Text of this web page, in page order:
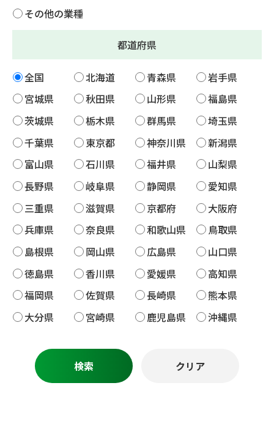
その他の業種
都道府県
全国 北海道 青森県
岩手県
宮城県
秋田県 山形県
福島県
茨城県
栃木県 群馬県
埼玉県
千葉県
東京都 神奈川県
新潟県
富山県
石川県 福井県
山梨県
長野県
岐阜県 静岡県
愛知県
三重県
滋賀県 京都府
大阪府
兵庫県
奈良県 和歌山県
鳥取県
島根県
岡山県 広島県
山口県
徳島県
香川県 愛媛県
高知県
福岡県
佐賀県 長崎県
熊本県
大分県
宮崎県 鹿児島県 沖縄県